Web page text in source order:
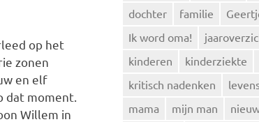
op het
zonen
en elf
dat moment.
Willem in
dochter
familie
Ik word oma!
kinderen
kinderziekte
kritisch nadenken
mama
mijn man